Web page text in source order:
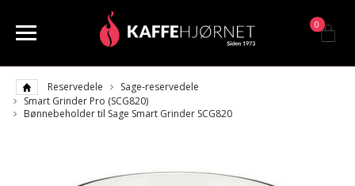
0
Reservedele
Sage-reservedele
Smart Grinder Pro (SCG820)
Bønnebeholder til Sage Smart Grinder SCG820